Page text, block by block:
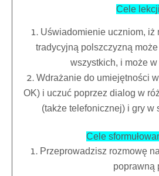
Cele
Uświadomienie uczniom, iż
tradycyjną polszczyzną
wszystkich, i może
Wdrażanie do umiejętności
OK) i uczuć poprzez dialog w
(także telefonicznej) i gry w
Cele
Przeprowadzisz rozmowę
poprawną